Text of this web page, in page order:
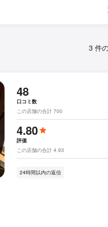
3 件
48
口コミ数
この店舗の合計 700
4.80
評価
この店舗の合計 4.93
24時間以内の返信